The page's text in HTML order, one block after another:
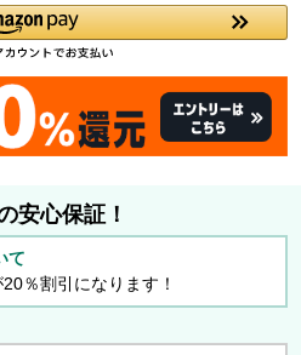
安心保証！
て
％割引になります！